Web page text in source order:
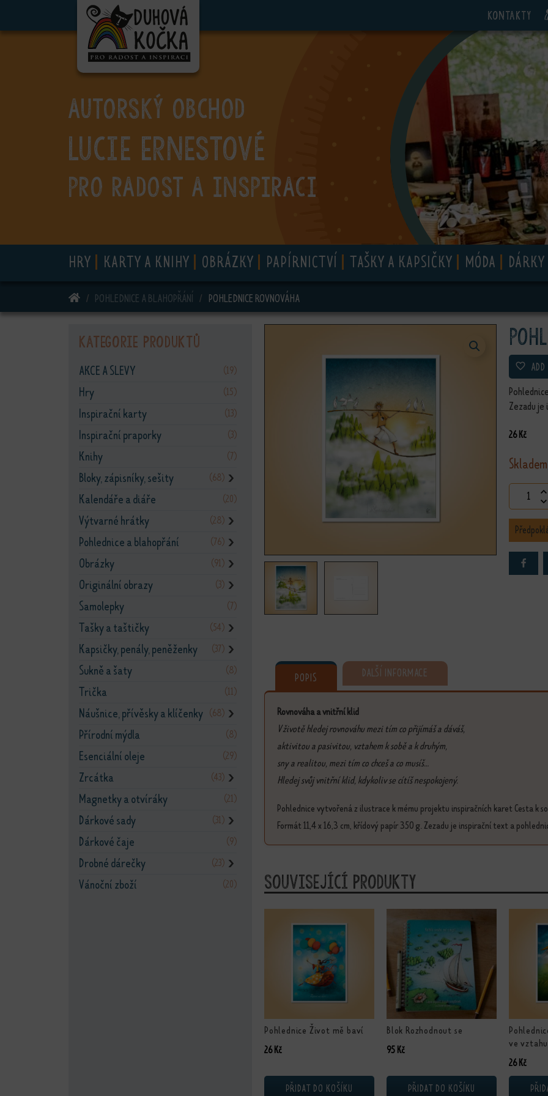
Kontakty
AUTORSKÝ OBCHOD
Lucie Ernestové
PRO RADOST A INSPIRACI
HRY KARTY A KNIHY OBRÁZKY PAPÍRNICTVÍ TAŠKY A KAPSIČKY MÓDA DÁRKY
DOMŮPOHLEDNICE A BLAHOPŘÁNÍ POHLEDNICE ROVNOVÁHA
Kategorie produktů
AKCE A SLEVY (19)
Hry (15)
Inspirační karty (13)
Inspirační praporky (3)
Knihy (7)
Bloky, zápisníky, sešity (68) ❯
Kalendáře a diáře (20)
Výtvarné hrátky (28) ❯
Pohlednice a blahopřání (76) ❯
Obrázky (91) ❯
Originální obrazy (3) ❯
Samolepky (7)
Tašky a taštičky (54) ❯
Kapsičky, penály, peněženky (37) ❯
Sukně a šaty (8)
Trička (11)
Náušnice, přívěsky a klíčenky (68) ❯
Přírodní mýdla (8)
Esenciální oleje (29)
Zrcátka (43) ❯
Magnetky a otvíráky (21)
Dárkové sady (31) ❯
Dárkové čaje (9)
Drobné dárečky (23) ❯
Vánoční zboží (20)
Zezadu
26Kč
Skladem
POPIS DALŠÍ INFORMACE
Rovnováha a vnitřní klid
V životě hledej rovnováhu mezi tím co přijímáš a dáváš,
aktivitou a pasivitou, vztahem k sobě a k druhým,
sny a realitou, mezi tím co chceš a co musíš...
Hledej svůj vnitřní klid, kdykoliv se cítíš nespokojený.
Pohlednice vytvořená z ilustrace k mému projektu inspiračních karet Cesta k
Formát 11,4 x 16,3 cm, křídový papír 350 g. Zezadu je inspirační text a
Související produkty
Pohlednice Život mě baví
26Kč
PŘIDAT DO KOŠÍKU
Blok Rozhodnout se
95 Kč
PŘIDAT DO KOŠÍKU
ve vztahu
26Kč